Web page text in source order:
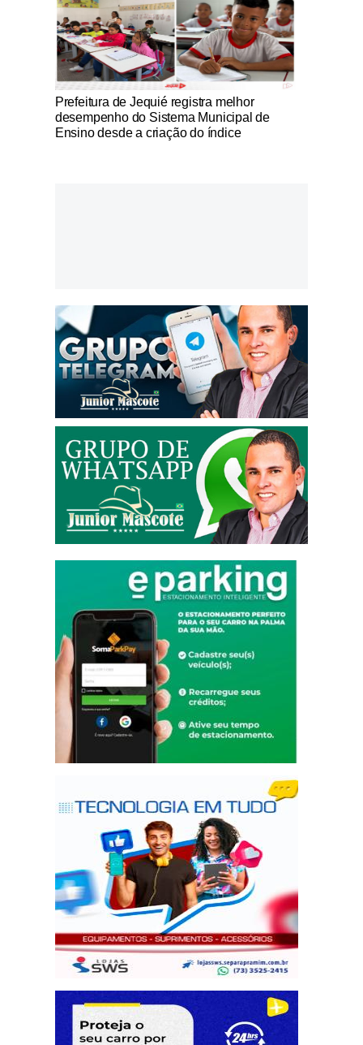
Notícias Católicas
Prefeitura de Jequié registra melhor
desempenho do Sistema Municipal de
Ensino desde a criação do índice